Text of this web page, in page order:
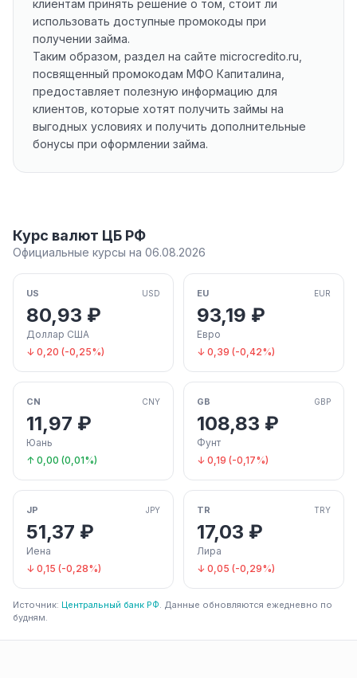
клиентам принять решение о том, стоит ли
использовать доступные промокоды при
получении займа.
Таким образом, раздел на сайте microcredito.ru,
посвященный промокодам МФО Капиталина,
предоставляет полезную информацию для
клиентов, которые хотят получить займы на
выгодных условиях и получить дополнительные
бонусы при оформлении займа.
Курс валют ЦБ РФ
Официальные курсы на 06.08.2026
US USD
80,93 ₽
Доллар США
↓ 0,20 (-0,25%)
EU EUR
93,19 ₽
Евро
↓ 0,39 (-0,42%)
CN CNY
11,97 ₽
Юань
↑ 0,00 (0,01%)
GB GBP
108,83 ₽
Фунт
↓ 0,19 (-0,17%)
JP JPY
51,37 ₽
Иена
↓ 0,15 (-0,28%)
TR TRY
17,03 ₽
Лира
↓ 0,05 (-0,29%)
Источник: Центральный банк РФ. Данные обновляются ежедневно по
будням.